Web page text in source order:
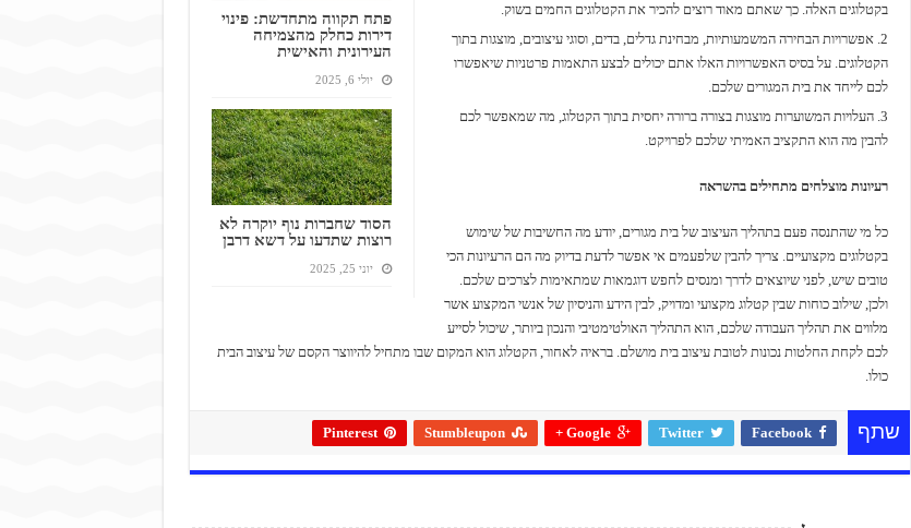
פתח תקווה מתחדשת: פינוי
דירות כחלק מהצמיחה
העירונית והאישית
יולי 6, 2025
הסוד שחברות נוף יוקרה לא
רוצות שתדעו על דשא דרבן
יוני 25, 2025
בקטלוגים האלה. כך שאתם מאוד רוצים להכיר את הקטלוגים החמים בשוק.
אפשרויות הבחירה המשמעותיות, מבחינת גדלים, בדים, וסוגי עיצובים, מוצגות בתוך
הקטלוגים. על בסיס האפשרויות האלו אתם יכולים לבצע התאמות פרטניות שיאפשרו
לכם לייחד את בית המגורים שלכם.
העלויות המשוערות מוצגות בצורה ברורה יחסית בתוך הקטלוג, מה שמאפשר לכם
להבין מה הוא התקציב האמיתי שלכם לפרויקט.
רעיונות מוצלחים מתחילים בהשראה
כל מי שהתנסה פעם בתהליך העיצוב של בית מגורים, יודע מה החשיבות של שימוש
בקטלוגים מקצועיים. צריך להבין שלפעמים אי אפשר לדעת בדיוק מה הם הרעיונות הכי
טובים שיש, לפני שיוצאים לדרך ומנסים לחפש דוגמאות שמתאימות לצרכים שלכם.
ולכן, שילוב כוחות שבין קטלוג מקצועי ומדויק, לבין הידע והניסיון של אנשי המקצוע אשר
מלווים את תהליך העבודה שלכם, הוא התהליך האולטימטיבי והנכון ביותר, שיכול לסייע
לכם לקחת החלטות נכונות לטובת עיצוב בית מושלם. בראיה לאחור, הקטלוג הוא המקום שבו מתחיל להיווצר הקסם של עיצוב הבית
כולו.
שתף Facebook
Twitter
Google +
Stumbleupon
Pinterest